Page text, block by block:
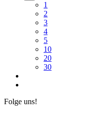
1
2
3
4
5
10
20
30
Folge uns!